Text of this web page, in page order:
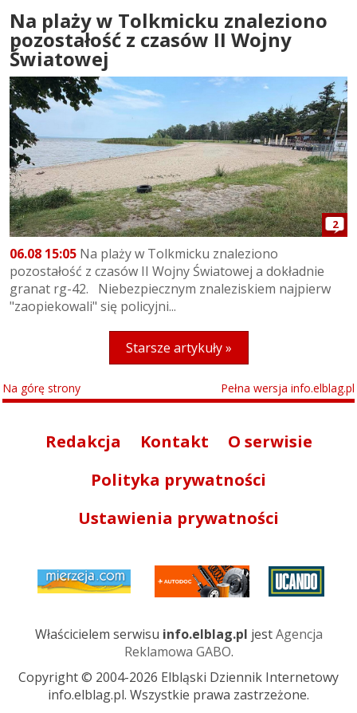
Na plaży w Tolkmicku znaleziono
pozostałość z czasów II Wojny
Światowej
2
06.08 15:05 Na plaży w Tolkmicku znaleziono
pozostałość z czasów II Wojny Światowej a dokładnie
granat rg-42. Niebezpiecznym znaleziskiem najpierw
"zaopiekowali" się policyjni...
Starsze artykuły »
Na górę strony Pełna wersja info.elblag.pl
Redakcja Kontakt
O serwisie
Polityka prywatności
Ustawienia prywatności
Właścicielem serwisu info.elblag.pl jestAgencja
Reklamowa GABO.
Copyright © 2004-2026 Elbląski Dziennik Internetowy
info.elblag.pl. Wszystkie prawa zastrzeżone.